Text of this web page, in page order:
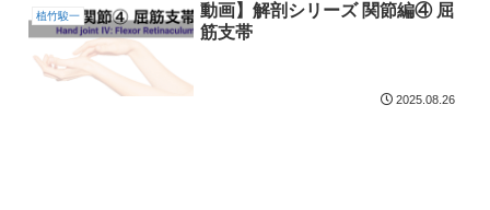
植竹駿一
動画】解剖シリーズ 関節編④ 屈
筋支帯
2025.08.26